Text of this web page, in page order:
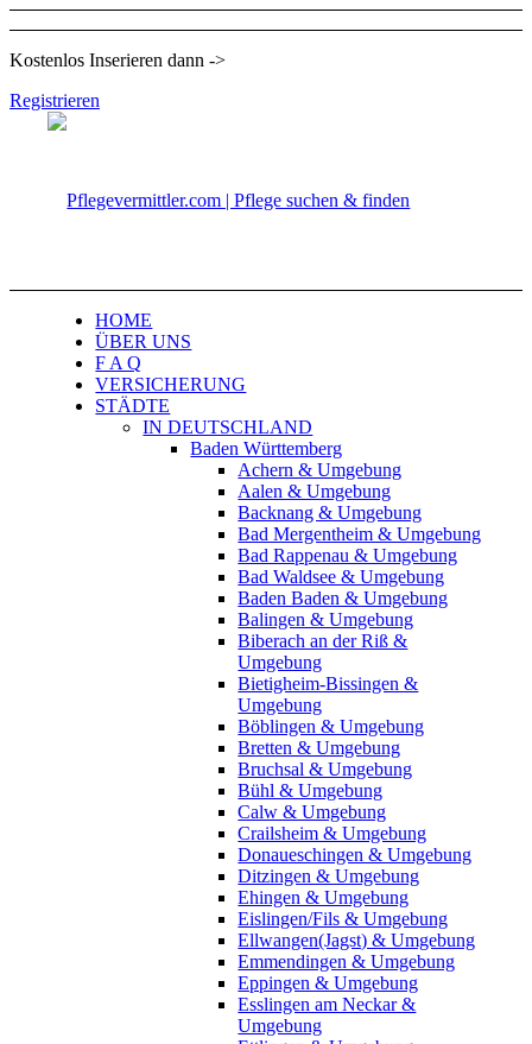
Kostenlos Inserieren dann ->
Registrieren
HOME
ÜBER UNS
F A Q
VERSICHERUNG
STÄDTE
IN DEUTSCHLAND
Baden Württemberg
Achern & Umgebung
Aalen & Umgebung
Backnang & Umgebung
Bad Mergentheim & Umgebung
Bad Rappenau & Umgebung
Bad Waldsee & Umgebung
Baden Baden & Umgebung
Balingen & Umgebung
Biberach an der Riß &
Umgebung
Bietigheim-Bissingen &
Umgebung
Böblingen & Umgebung
Bretten & Umgebung
Bruchsal & Umgebung
Bühl & Umgebung
Calw & Umgebung
Crailsheim & Umgebung
Donaueschingen & Umgebung
Ditzingen & Umgebung
Ehingen & Umgebung
Eislingen/Fils & Umgebung
Ellwangen(Jagst) & Umgebung
Emmendingen & Umgebung
Eppingen & Umgebung
Esslingen am Neckar &
Umgebung